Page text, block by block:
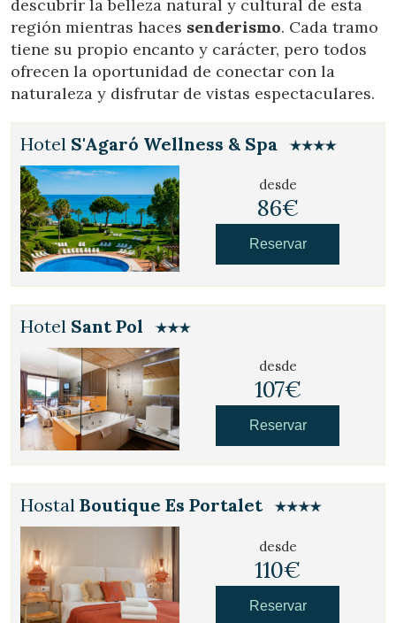
Gestionar mi reserva
Verificar localizador
descubrir la belleza natural y cultural de esta
región mientras haces senderismo. Cada tramo
tiene su propio encanto y carácter, pero todos
ofrecen la oportunidad de conectar con la
naturaleza y disfrutar de vistas espectaculares.
Hotel S'Agaró Wellness & Spa
desde
86€
Reservar
Hotel Sant Pol
desde
107€
Reservar
Hostal Boutique Es Portalet
desde
110€
Reservar